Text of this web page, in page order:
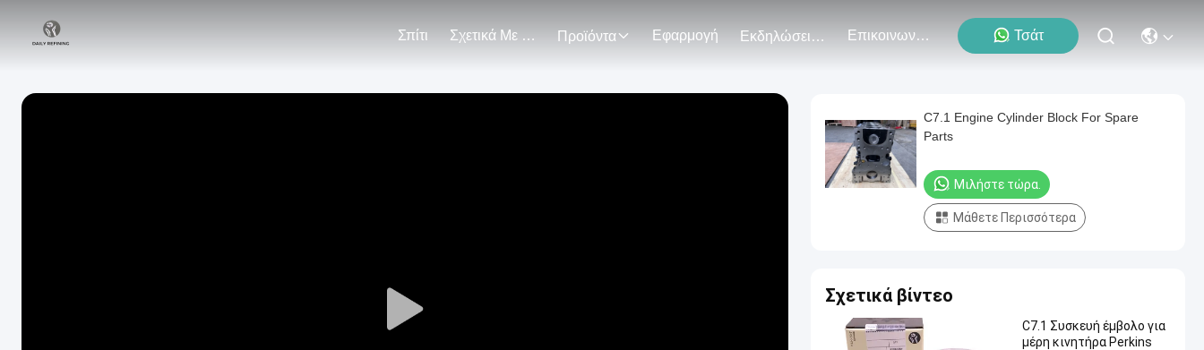
Σπίτι Σχετικά Με Εμάς Προϊόντα Εφαρμογή Εκδηλώσεις Επικοινωνήστε Μαζί Μας Τσάτ
Play
C7.1 Engine Cylinder Block For Spare
Parts
Μιλήστε τώρα.
Μάθετε Περισσότερα
Σχετικά βίντεο
C7.1 Συσκευή έμβολο για
μέρη κινητήρα Perkins